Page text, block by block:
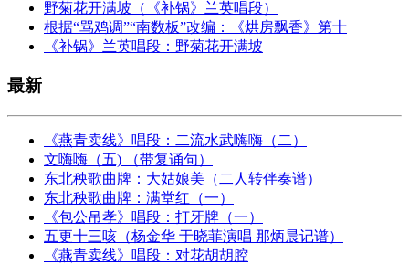
野菊花开满坡（《补锅》兰英唱段）
根据“骂鸡调”“南数板”改编：《烘房飘香》第十
《补锅》兰英唱段：野菊花开满坡
最新
《燕青卖线》唱段：二流水武嗨嗨（二）
文嗨嗨（五) （带复诵句）
东北秧歌曲牌：大姑娘美（二人转伴奏谱）
东北秧歌曲牌：满堂红（一）
《包公吊孝》唱段：打牙牌（一）
五更十三咳（杨金华 于晓菲演唱 那炳晨记谱）
《燕青卖线》唱段：对花胡胡腔